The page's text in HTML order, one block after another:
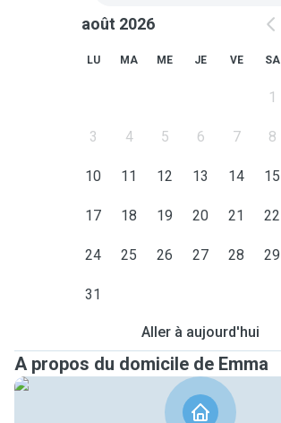
août 2026
LU MA ME JE VE SA
1
3 4 5 6 7 8
10 11 12 13 14 15
17 18 19 20 21 22
24 25 26 27 28 29
31
Aller à aujourd'hui
A propos du domicile de Emma